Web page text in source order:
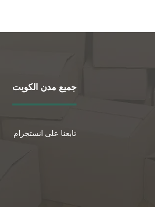
جميع مدن الكويت
تابعنا على انستجرام